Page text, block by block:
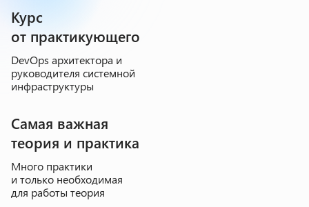
Курс
от практикующего
DevOps архитектора и
руководителя системной
инфраструктуры
Самая важная
теория и практика
Много практики
и только необходимая
для работы теория